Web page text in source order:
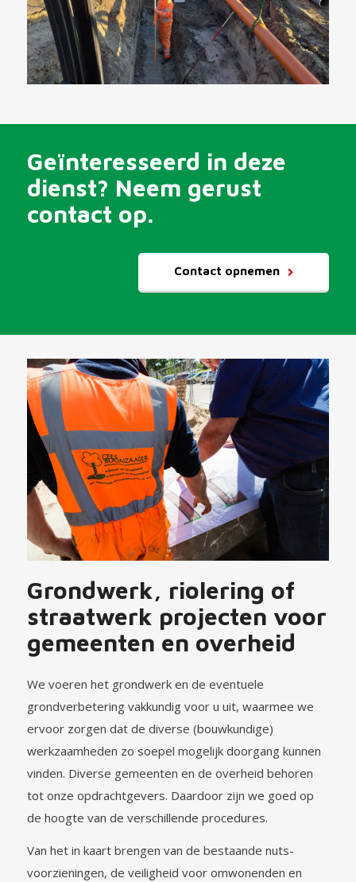
Geïnteresseerd in deze
dienst? Neem gerust
contact op.
Contact opnemen
Grondwerk, riolering of
straatwerk projecten voor
gemeenten en overheid
We voeren het grondwerk en de eventuele
grondverbetering vakkundig voor u uit, waarmee we
ervoor zorgen dat de diverse (bouwkundige)
werkzaamheden zo soepel mogelijk doorgang kunnen
vinden. Diverse gemeenten en de overheid behoren
tot onze opdrachtgevers. Daardoor zijn we goed op
de hoogte van de verschillende procedures.
Van het in kaart brengen van de bestaande nuts-
voorzieningen, de veiligheid voor omwonenden en